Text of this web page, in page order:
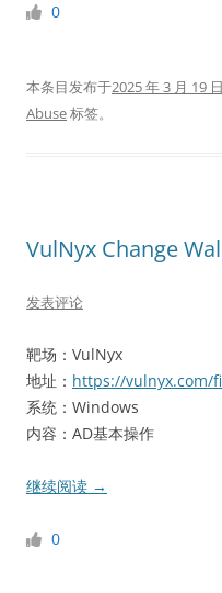
0
本条目发布于2025 年 3 月 19 日
Abuse标签。
VulNyx Change
发表评论
靶场：VulNyx
地址： https://vulnyx.com/
系统：Windows
内容：AD基本操作
继续阅读 →
0